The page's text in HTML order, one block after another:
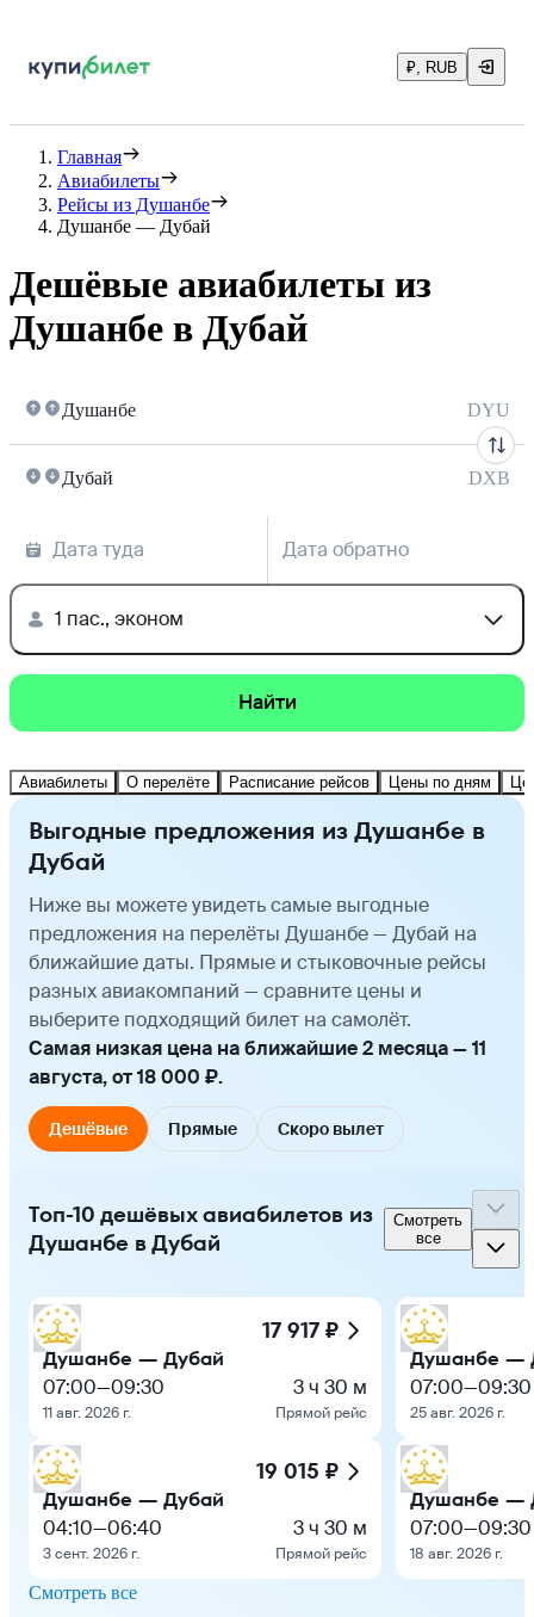
₽, RUB
Главная
Авиабилеты
Рейсы из Душанбе
Душанбе — Дубай
Дешёвые авиабилеты из
Душанбе в Дубай
Душанбе DYU
Дубай DXB
Дата туда Дата обратно
1 пас., эконом
Найти
Авиабилеты О перелёте Расписание рейсов Цены по дням
Выгодные предложения из Душанбе в
Дубай
Ниже вы можете увидеть самые выгодные
предложения на перелёты Душанбе — Дубай на
ближайшие даты. Прямые и стыковочные рейсы
разных авиакомпаний — сравните цены и
выберите подходящий билет на самолёт.
Самая низкая цена на ближайшие 2 месяца — 11
августа, от 18 000 ₽.
Дешёвые Прямые Скоро вылет
Топ-10 дешёвых авиабилетов из
Душанбе в Дубай
Смотреть
все
17 917 ₽
Душанбе — Дубай
07:00—09:30
11 авг. 2026 г.
3 ч 30 м
Прямой рейс
19 015 ₽
Душанбе — Дубай
04:10—06:40
3 сент. 2026 г.
3 ч 30 м
Прямой рейс
Душанбе —
07:00—09:30
25 авг. 2026 г.
Душанбе —
07:00—09:30
18 авг. 2026 г.
Смотреть все